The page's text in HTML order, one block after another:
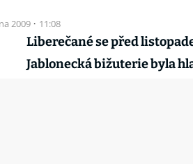
2009 · 11:08
Liberečané se před
Jablonecká bižuterie byla